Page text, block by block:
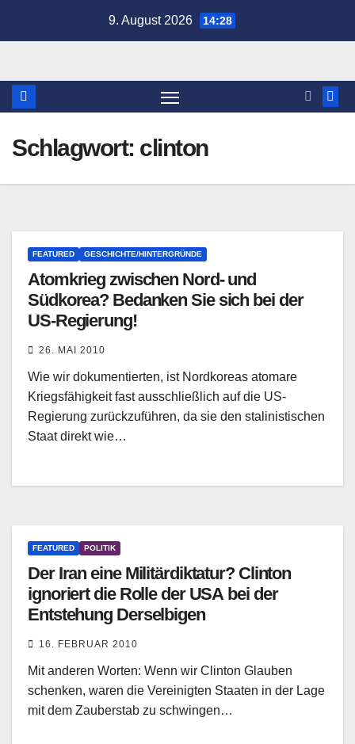
9. August 2026 14:28
Schlagwort: clinton
FEATURED GESCHICHTE/HINTERGRÜNDE
Atomkrieg zwischen Nord- und
Südkorea? Bedanken Sie sich bei der
US-Regierung!
26. MAI 2010
Wie wir dokumentierten, ist Nordkoreas atomare
Kriegsfähigkeit fast ausschließlich auf die US-
Regierung zurückzuführen, da sie den stalinistischen
Staat direkt wie…
FEATURED POLITIK
Der Iran eine Militärdiktatur? Clinton
ignoriert die Rolle der USA bei der
Entstehung Derselbigen
16. FEBRUAR 2010
Mit anderen Worten: Wenn wir Clinton Glauben
schenken, waren die Vereinigten Staaten in der Lage
mit dem Zauberstab zu schwingen…